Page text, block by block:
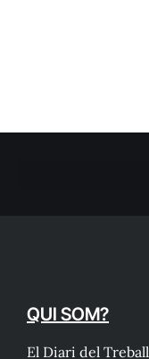
QUI SOM?
El Diari del Treball